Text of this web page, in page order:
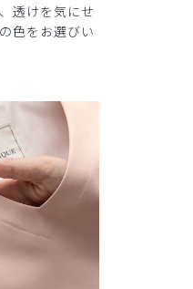
透けを気にせ
色をお選びい